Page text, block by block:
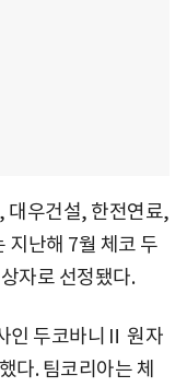
대우건설, 한전연료,
지난해 7월 체코 두
자로 선정됐다.
인 두코바니Ⅱ 원자
다. 팀코리아는 체